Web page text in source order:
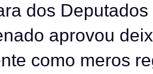
dos
aprovou
como meros